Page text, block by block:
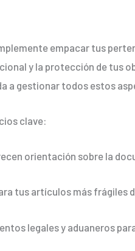
empacar tus
y la protección de tus
a gestionar todos estos
clave:
orientación sobre la
tus artículos más frágiles
legales y aduaneros